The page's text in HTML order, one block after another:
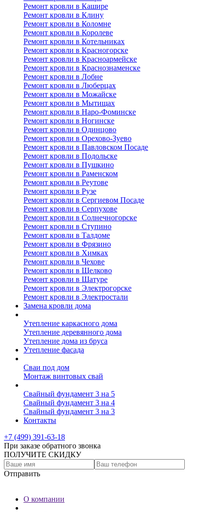
Ремонт кровли в Кашире
Ремонт кровли в Клину
Ремонт кровли в Коломне
Ремонт кровли в Королеве
Ремонт кровли в Котельниках
Ремонт кровли в Красногорске
Ремонт кровли в Красноармейске
Ремонт кровли в Краснознаменске
Ремонт кровли в Лобне
Ремонт кровли в Люберцах
Ремонт кровли в Можайске
Ремонт кровли в Мытищах
Ремонт кровли в Наро-Фоминске
Ремонт кровли в Ногинске
Ремонт кровли в Одинцово
Ремонт кровли в Орехово-Зуево
Ремонт кровли в Павловском Посаде
Ремонт кровли в Подольске
Ремонт кровли в Пушкино
Ремонт кровли в Раменском
Ремонт кровли в Реутове
Ремонт кровли в Рузе
Ремонт кровли в Сергиевом Посаде
Ремонт кровли в Серпухове
Ремонт кровли в Солнечногорске
Ремонт кровли в Ступино
Ремонт кровли в Талдоме
Ремонт кровли в Фрязино
Ремонт кровли в Химках
Ремонт кровли в Чехове
Ремонт кровли в Щелково
Ремонт кровли в Шатуре
Ремонт кровли в Электрогорске
Ремонт кровли в Электростали
Замена кровли дома
Утепление каркасного дома
Утепление деревянного дома
Утепление дома из бруса
Утепление фасада
Сваи под дом
Монтаж винтовых свай
Свайный фундамент 3 на 5
Свайный фундамент 3 на 4
Свайный фундамент 3 на 3
Контакты
+7 (499) 391-63-18
При заказе обратного звонка
ПОЛУЧИТЕ СКИДКУ
Отправить
О компании